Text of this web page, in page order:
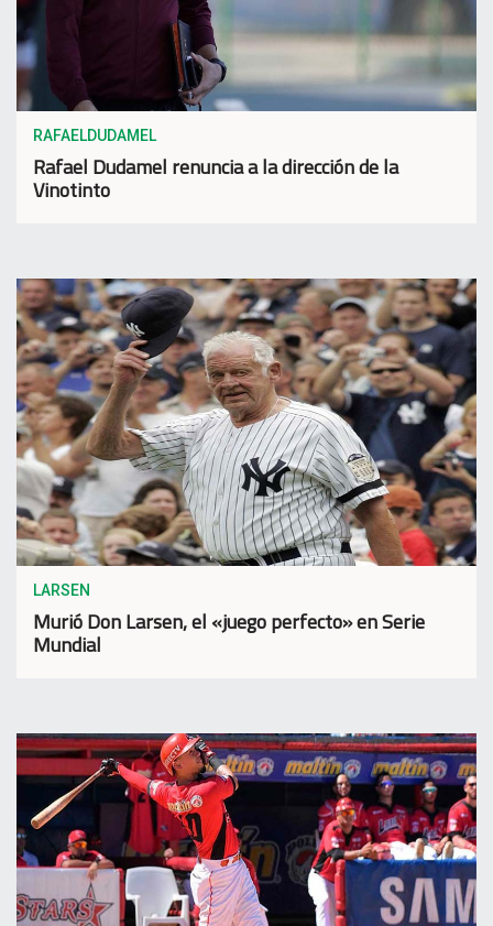
RAFAELDUDAMEL
Rafael Dudamel renuncia a la dirección de la
Vinotinto
LARSEN
Murió Don Larsen, el «juego perfecto» en Serie
Mundial